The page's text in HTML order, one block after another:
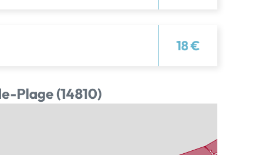
18 €
Plage (14810)